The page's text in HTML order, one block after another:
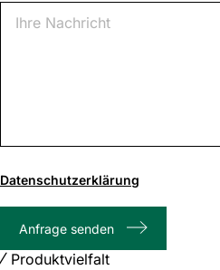
von
Zeichenanzahl
Datenschutzerklärung
Anfrage senden
Produktvielfalt